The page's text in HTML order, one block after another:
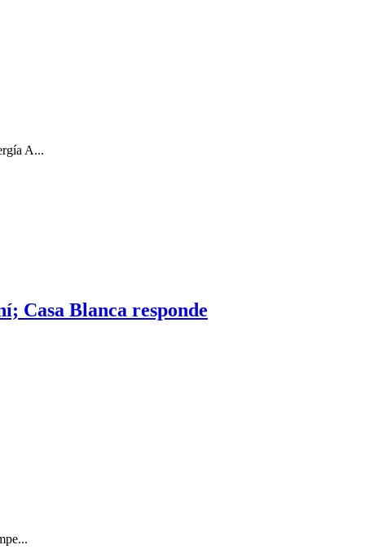
A...
Casa Blanca responde